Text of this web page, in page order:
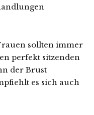
sollten immer
perfekt sitzenden
der Brust
es sich auch